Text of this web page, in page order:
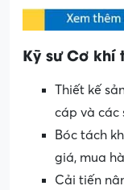
Kỹ sư Cơ khí
Thiết kế
cáp và các
Bóc tách
giá, mua
Cải tiến